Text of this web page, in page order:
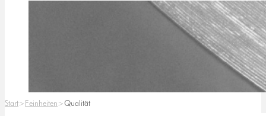
Start Feinheiten Qualität